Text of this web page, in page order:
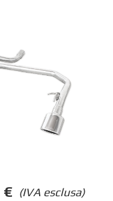
(IVA esclusa)
€